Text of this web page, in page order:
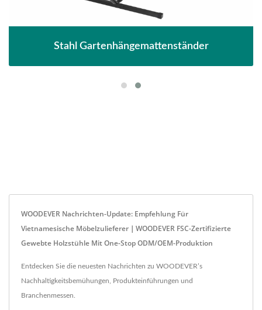
Stahl Gartenhängemattenständer
WOODEVER Nachrichten-Update: Empfehlung Für
Vietnamesische Möbelzulieferer｜WOODEVER FSC-Zertifizierte
Gewebte Holzstühle Mit One-Stop ODM/OEM-Produktion
Entdecken Sie die neuesten Nachrichten zu WOODEVER’s
Nachhaltigkeitsbemühungen, Produkteinführungen und
Branchenmessen.